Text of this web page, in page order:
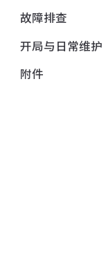
故障排查
开局与日常维护
附件